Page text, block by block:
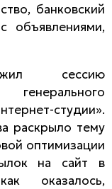
банковский
объявлениями,
сессию
генерального
студии».
раскрыло тему
оптимизации
на сайт в
оказалось,